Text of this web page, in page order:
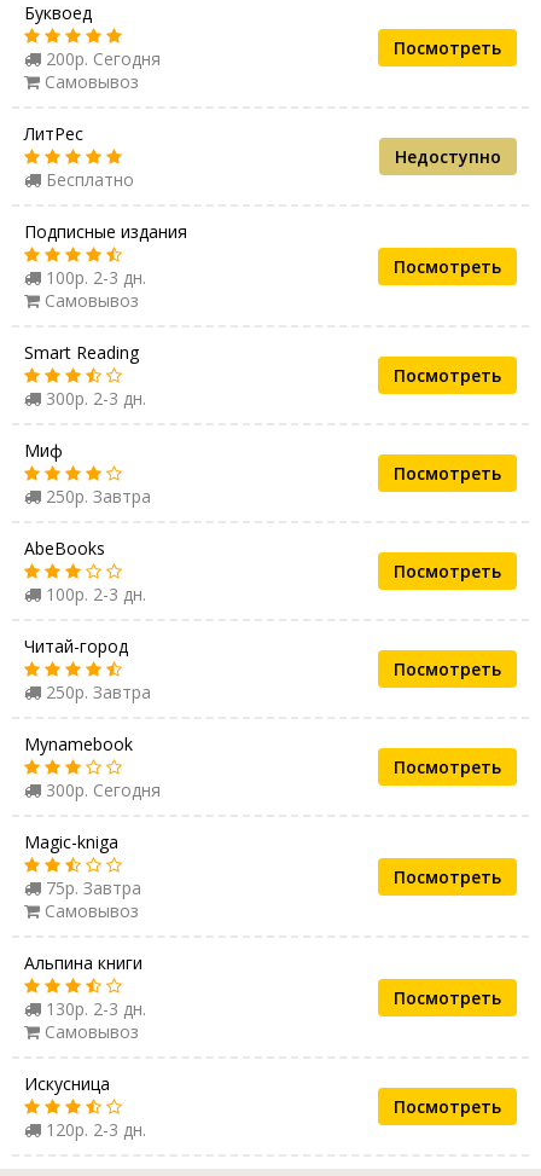
Буквоед
200р. Сегодня
Самовывоз
Посмотреть
ЛитРес
Бесплатно
Недоступно
Подписные издания
100р. 2-3 дн.
Самовывоз
Посмотреть
Smart Reading
300р. 2-3 дн.
Посмотреть
Миф
250р. Завтра
Посмотреть
AbeBooks
100р. 2-3 дн.
Посмотреть
Читай-город
250р. Завтра
Посмотреть
Mynamebook
300р. Сегодня
Посмотреть
Magic-kniga
75р. Завтра
Самовывоз
Посмотреть
Альпина книги
130р. 2-3 дн.
Самовывоз
Посмотреть
Искусница
120р. 2-3 дн.
Посмотреть